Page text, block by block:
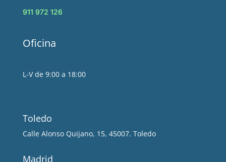
911 972 126
Oficina
L-V de 9:00 a 18:00
Toledo
Calle Alonso Quijano, 15, 45007. Toledo
Madrid